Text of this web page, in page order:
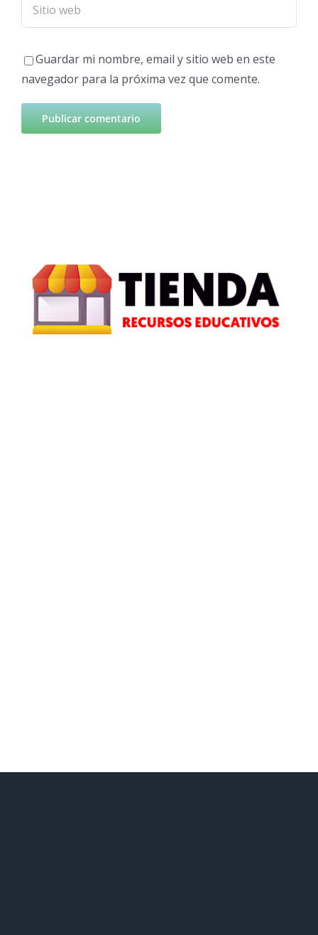
Guardar mi nombre, email y sitio web en este
navegador para la próxima vez que comente.